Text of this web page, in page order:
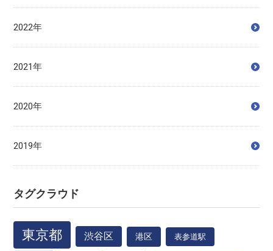
2022年
2021年
2020年
2019年
タグクラウド
東京都 渋谷区 港区 表参道駅